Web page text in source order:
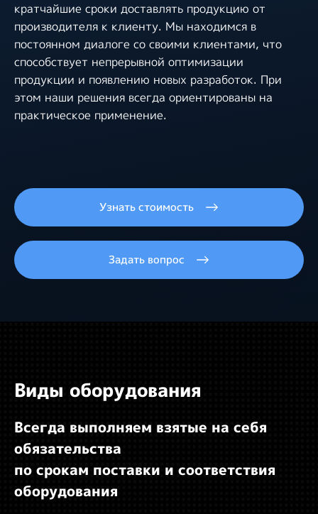
кратчайшие сроки доставлять продукцию от
производителя к клиенту. Мы находимся в
постоянном диалоге со своими клиентами, что
способствует непрерывной оптимизации
продукции и появлению новых разработок. При
этом наши решения всегда ориентированы на
практическое применение.
Узнать стоимость
Задать вопрос
Виды оборудования
Всегда выполняем взятые на себя
обязательства
по срокам поставки и соответствия
оборудования